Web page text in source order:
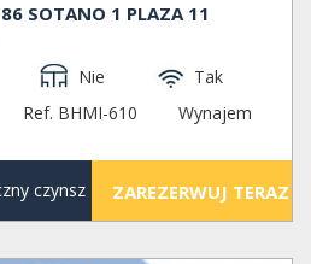
SOTANO 1 PLAZA 11
Nie
Tak
Ref. BHMI-610
Wynajem
czynsz ZAREZERWUJ TERAZ